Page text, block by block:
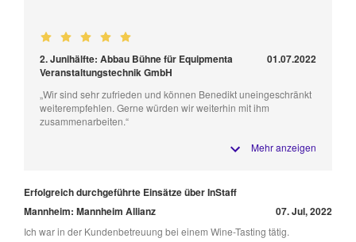
2. Junihälfte: Abbau Bühne für Equipmenta
Veranstaltungstechnik GmbH
01.07.2022
„Wir sind sehr zufrieden und können Benedikt uneingeschränkt
weiterempfehlen. Gerne würden wir weiterhin mit ihm
zusammenarbeiten.“
Mehr anzeigen
Erfolgreich durchgeführte Einsätze über InStaff
Mannheim: Mannheim Allianz
07. Jul, 2022
Ich war in der Kundenbetreuung bei einem Wine-Tasting tätig.